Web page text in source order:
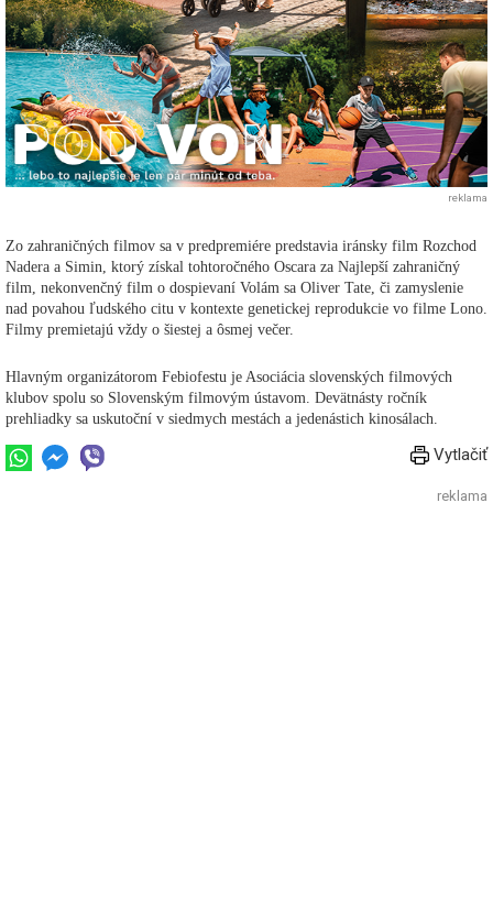
reklama
Zo zahraničných filmov sa v predpremiére predstavia iránsky film Rozchod
Nadera a Simin, ktorý získal tohtoročného Oscara za Najlepší zahraničný
film, nekonvenčný film o dospievaní Volám sa Oliver Tate, či zamyslenie
nad povahou ľudského citu v kontexte genetickej reprodukcie vo filme Lono.
Filmy premietajú vždy o šiestej a ôsmej večer.
Hlavným organizátorom Febiofestu je Asociácia slovenských filmových
klubov spolu so Slovenským filmovým ústavom. Devätnásty ročník
prehliadky sa uskutoční v siedmych mestách a jedenástich kinosálach.
Vytlačiť
reklama